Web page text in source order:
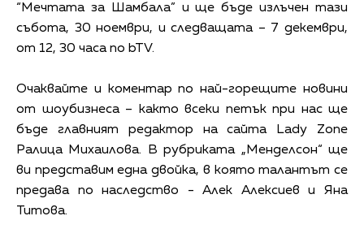
“Мечтата за Шамбала” и ще бъде излъчен тази
събота, 30 ноември, и следващата – 7 декември,
от 12, 30 часа по bTV.
Очаквайте и коментар по най-горещите новини
от шоубизнеса – както всеки петък при нас ще
бъде главният редактор на сайта Lady Zone
Ралица Михаилова. В рубриката „Менделсон“ ще
ви представим една двойка, в която талантът се
предава по наследство - Алек Алексиев и Яна
Титова.